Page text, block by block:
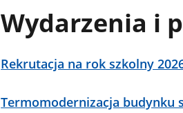
Wydarzenia i
Rekrutacja na rok szkolny
Termomodernizacja budynku